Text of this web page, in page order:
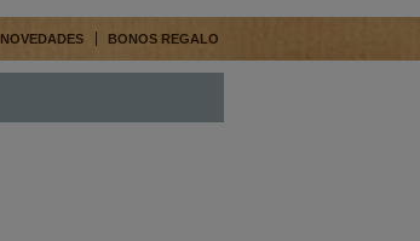
NOVEDADES BONOS REGALO